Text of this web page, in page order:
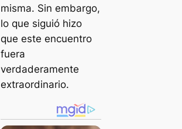
misma. Sin embargo,
lo que siguió hizo
que este encuentro
fuera
verdaderamente
extraordinario.